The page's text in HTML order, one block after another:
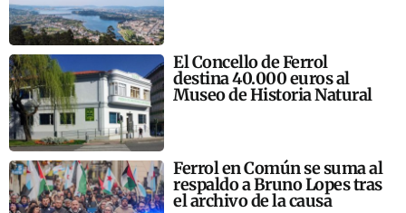
El Concello de Ferrol
destina 40.000 euros al
Museo de Historia Natural
Ferrol en Común se suma al
respaldo a Bruno Lopes tras
el archivo de la causa